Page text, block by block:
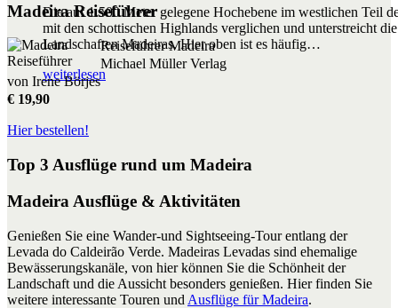
Die auf 1.500 Meter gelegene Hochebene im westlichen Teil
mit den schottischen Highlands verglichen und unterstreicht
Landschaften Madeiras. Hier oben ist es häufig…
weiterlesen
Madeira Reiseführer
Reiseführer Madeira
Michael Müller Verlag
von Irene Börjes
€ 19,90
Hier bestellen!
Top 3 Ausflüge rund um Madeira
Madeira Ausflüge & Aktivitäten
Genießen Sie eine Wander-und Sightseeing-Tour entlang der
Levada do Caldeirão Verde. Madeiras Levadas sind ehemalige
Bewässerungskanäle, von hier können Sie die Schönheit der
Landschaft und die Aussicht besonders genießen. Hier finden Sie
weitere interessante Touren und Ausflüge für Madeira.